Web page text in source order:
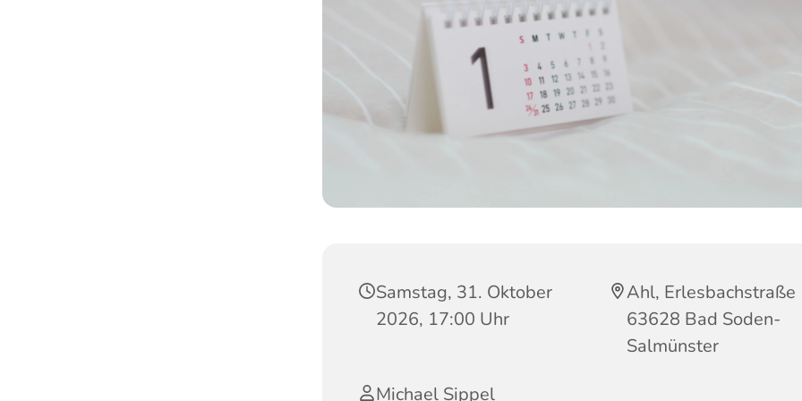
Samstag, 31. Oktober
2026, 17:00 Uhr
Ahl, Erlesbachstraße
63628 Bad Soden-
Salmünster
Michael Sippel